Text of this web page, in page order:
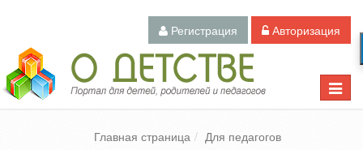
Регистрация Авторизация
Toggle
Педагогический портал «О детстве»
Главная страница
Для педагогов